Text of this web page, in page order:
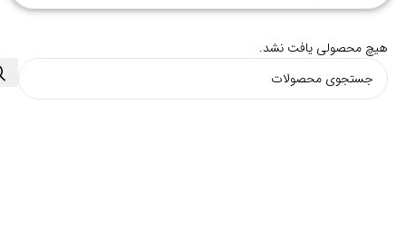
هیچ محصولی یافت نشد.